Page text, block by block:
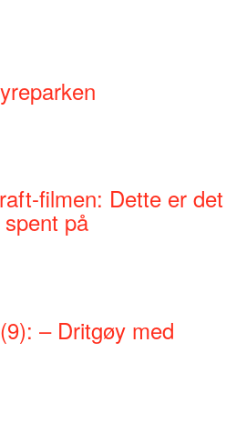
filmen: Dette er det
på
– Dritgøy med